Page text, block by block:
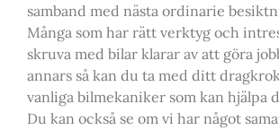
samband med nästa ordinarie
Många som har rätt verktyg och
skruva med bilar klarar av att göra
annars så kan du ta med ditt
vanliga bilmekaniker som kan hjälpa
Du kan också se om vi har något